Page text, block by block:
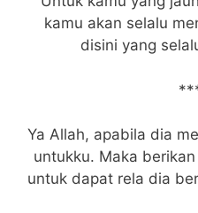
kamu akan selalu
disini yang
Ya Allah, apabila dia
untukku. Maka
untuk dapat rela dia